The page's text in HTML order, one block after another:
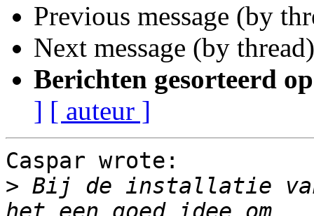
Previous message (by
Next message (by
Berichten gesorteerd
] [ auteur ]
Caspar wrote:
> Bij de installatie